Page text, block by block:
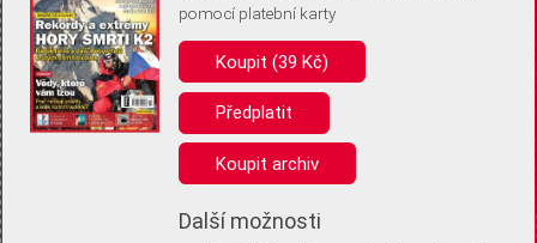
Pro základní fungování webu nepotřebujeme ukládat žádné informace
(tzv. cookies apod.). Rádi bychom vás ale požádali o souhlas s
uložením volitelných informací:
Anonymní unikátní ID
Díky němu příště poznáme, že se jedná o stejné zařízení, a
Identifikátor je zcela anonymní.
pomocí platební karty
Koupit (39 Kč)
Předplatit
Koupit archiv
Další možnosti